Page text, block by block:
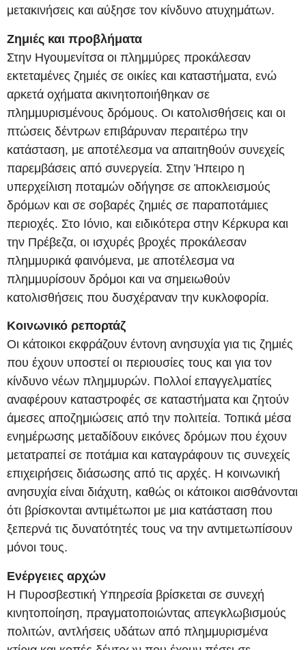
μετακινήσεις και αύξησε τον κίνδυνο ατυχημάτων.
Ζημιές και προβλήματα
Στην Ηγουμενίτσα οι πλημμύρες προκάλεσαν
εκτεταμένες ζημιές σε οικίες και καταστήματα, ενώ
αρκετά οχήματα ακινητοποιήθηκαν σε
πλημμυρισμένους δρόμους. Οι κατολισθήσεις και οι
πτώσεις δέντρων επιβάρυναν περαιτέρω την
κατάσταση, με αποτέλεσμα να απαιτηθούν συνεχείς
παρεμβάσεις από συνεργεία. Στην Ήπειρο η
υπερχείλιση ποταμών οδήγησε σε αποκλεισμούς
δρόμων και σε σοβαρές ζημιές σε παραποτάμιες
περιοχές. Στο Ιόνιο, και ειδικότερα στην Κέρκυρα και
την Πρέβεζα, οι ισχυρές βροχές προκάλεσαν
πλημμυρικά φαινόμενα, με αποτέλεσμα να
πλημμυρίσουν δρόμοι και να σημειωθούν
κατολισθήσεις που δυσχέραναν την κυκλοφορία.
Κοινωνικό ρεπορτάζ
Οι κάτοικοι εκφράζουν έντονη ανησυχία για τις ζημιές
που έχουν υποστεί οι περιουσίες τους και για τον
κίνδυνο νέων πλημμυρών. Πολλοί επαγγελματίες
αναφέρουν καταστροφές σε καταστήματα και ζητούν
άμεσες αποζημιώσεις από την πολιτεία. Τοπικά μέσα
ενημέρωσης μεταδίδουν εικόνες δρόμων που έχουν
μετατραπεί σε ποτάμια και καταγράφουν τις συνεχείς
επιχειρήσεις διάσωσης από τις αρχές. Η κοινωνική
ανησυχία είναι διάχυτη, καθώς οι κάτοικοι αισθάνονται
ότι βρίσκονται αντιμέτωποι με μια κατάσταση που
ξεπερνά τις δυνατότητές τους να την αντιμετωπίσουν
μόνοι τους.
Ενέργειες αρχών
Η Πυροσβεστική Υπηρεσία βρίσκεται σε συνεχή
κινητοποίηση, πραγματοποιώντας απεγκλωβισμούς
πολιτών, αντλήσεις υδάτων από πλημμυρισμένα